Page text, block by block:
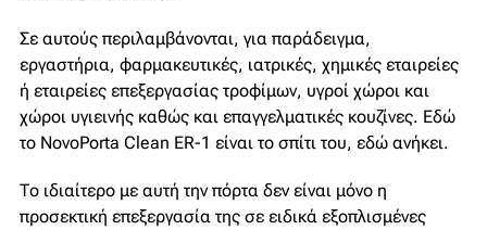
Σε αυτούς περιλαμβάνονται, για παράδειγμα,
εργαστήρια, φαρμακευτικές, ιατρικές, χημικές εταιρείες
ή εταιρείες επεξεργασίας τροφίμων, υγροί χώροι και
χώροι υγιεινής καθώς και επαγγελματικές κουζίνες. Εδώ
το NovoPorta Clean ER-1 είναι το σπίτι του, εδώ ανήκει.
Το ιδιαίτερο με αυτή την πόρτα δεν είναι μόνο η
προσεκτική επεξεργασία της σε ειδικά εξοπλισμένες